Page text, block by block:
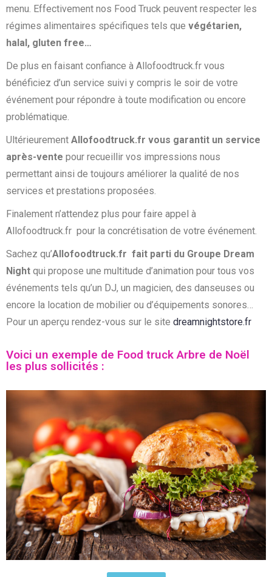
menu. Effectivement nos Food Truck peuvent respecter les
régimes alimentaires spécifiques tels que végétarien,
halal, gluten free…
De plus en faisant confiance à Allofoodtruck.fr vous
bénéficiez d’un service suivi y compris le soir de votre
événement pour répondre à toute modification ou encore
problématique.
Ultérieurement Allofoodtruck.fr vous garantit un service
après-vente pour recueillir vos impressions nous
permettant ainsi de toujours améliorer la qualité de nos
services et prestations proposées.
Finalement n’attendez plus pour faire appel à
Allofoodtruck.fr pour la concrétisation de votre événement.
Sachez qu’Allofoodtruck.fr fait parti du Groupe Dream
Night qui propose une multitude d’animation pour tous vos
événements tels qu’un DJ, un magicien, des danseuses ou
encore la location de mobilier ou d’équipements sonores…
Pour un aperçu rendez-vous sur le site dreamnightstore.fr
Voici un exemple de Food truck Arbre de Noël
les plus sollicités :